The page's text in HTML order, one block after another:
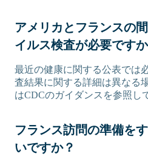
アメリカとフランスの
イルス検査が必要です
最近の健康に関する公表では
査結果に関する詳細は異なる
はCDCのガイダンスを参照し
フランス訪問の準備を
いですか？